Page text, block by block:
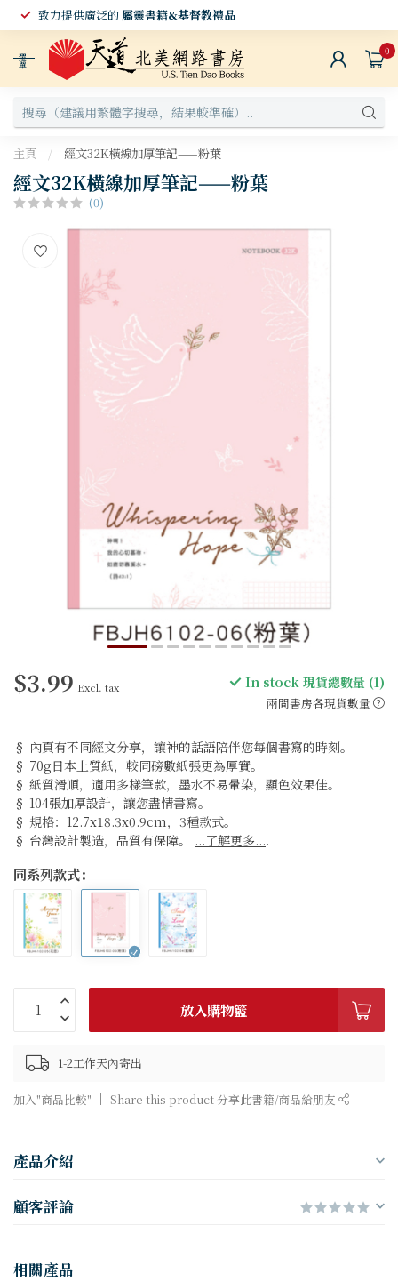
致力提供廣泛的屬靈書籍&基督教禮品
選
單
0
主頁 / 經文32K橫線加厚筆記——粉葉
經文32K橫線加厚筆記——粉葉
(0)
$3.99 Excl. tax In stock 現貨總數量 (1)
兩間書房各現貨數量
§ 內頁有不同經文分享，讓神的話語陪伴您每個書寫的時刻。
§ 70g日本上質紙，較同磅數紙張更為厚實。
§ 紙質滑順，適用多樣筆款，墨水不易暈染，顯色效果佳。
§ 104張加厚設計，讓您盡情書寫。
§ 規格：12.7x18.3x0.9cm，3種款式。
§ 台灣設計製造，品質有保障。 ...了解更多....
同系列款式：
放入購物籃
1-2工作天內寄出
加入"商品比較" Share this product 分享此書籍/商品給朋友
產品介紹
顧客評論
相關產品